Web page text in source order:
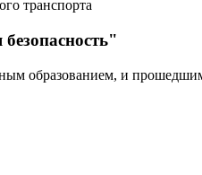
образованием, и